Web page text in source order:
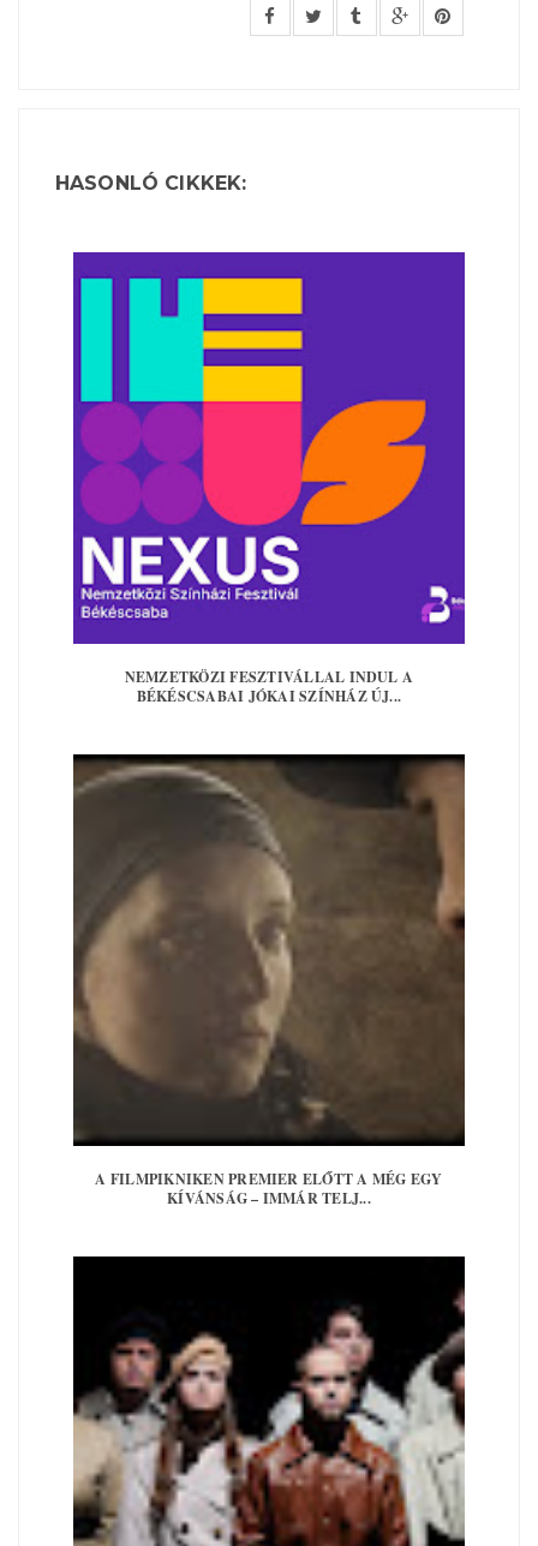
HASONLÓ CIKKEK:
NEMZETKÖZI FESZTIVÁLLAL INDUL A
BÉKÉSCSABAI JÓKAI SZÍNHÁZ ÚJ...
A FILMPIKNIKEN PREMIER ELŐTT A MÉG EGY
KÍVÁNSÁG – IMMÁR TELJ...